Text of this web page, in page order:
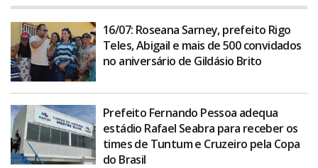
16/07: Roseana Sarney, prefeito Rigo
Teles, Abigail e mais de 500 convidados
no aniversário de Gildásio Brito
Prefeito Fernando Pessoa adequa
estádio Rafael Seabra para receber os
times de Tuntum e Cruzeiro pela Copa
do Brasil